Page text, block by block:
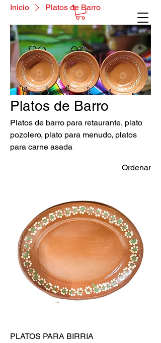
Inicio Platos de Barro
Platos de Barro
Platos de barro para retaurante, plato
pozolero, plato para menudo, platos
para carne asada
Ordenar
PLATOS PARA BIRRIA